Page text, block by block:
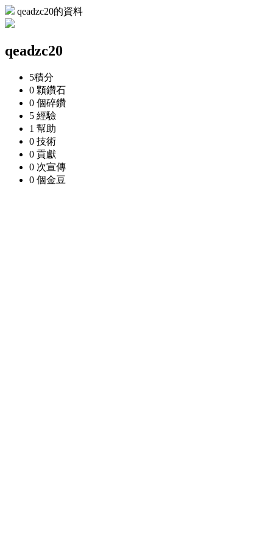
qeadzc20的資料
qeadzc20
5積分
0 顆鑽石
0 個碎鑽
5 經驗
1 幫助
0 技術
0 貢獻
0 次宣傳
0 個金豆